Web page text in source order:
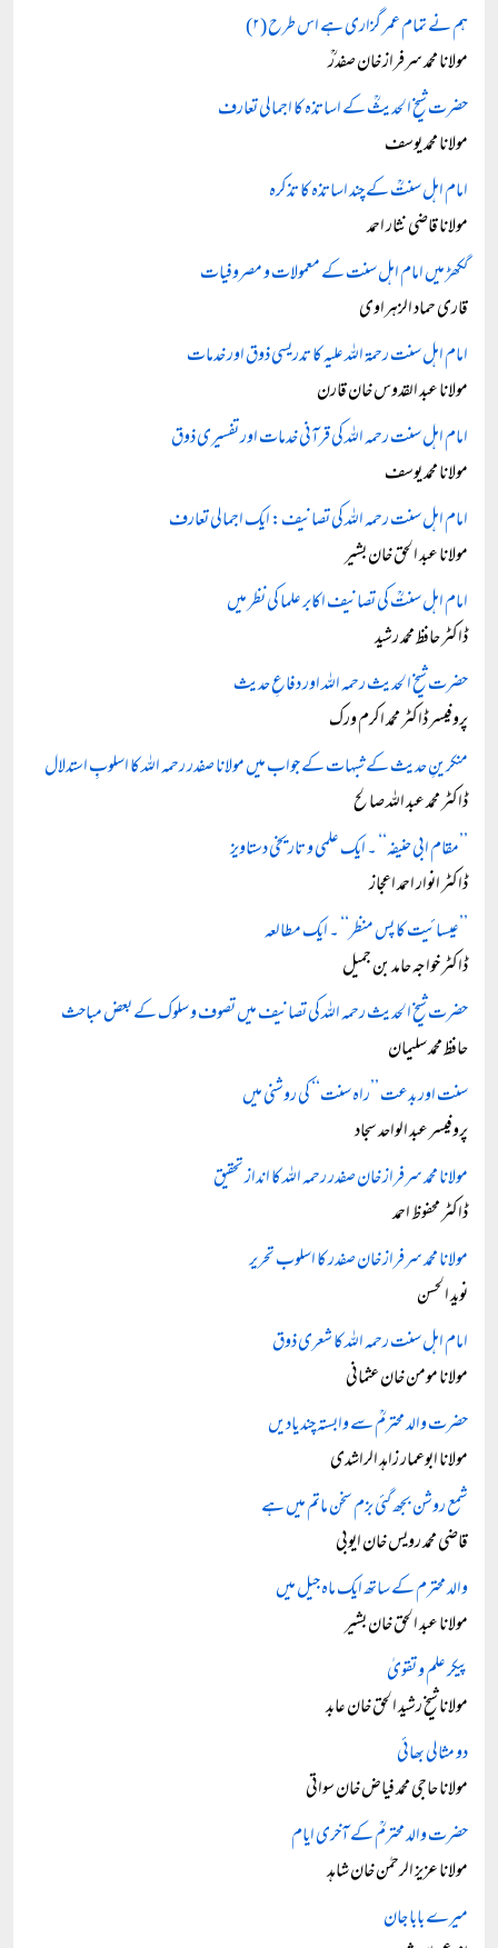
ہم نے تمام عمر گزاری ہے اس طرح (۲)
مولانا محمد سرفراز خان صفدرؒ
حضرت شیخ الحدیثؒ کے اساتذہ کا اجمالی تعارف
مولانا محمد یوسف
امام اہل سنتؒ کے چند اساتذہ کا تذکرہ
مولانا قاضی نثار احمد
گکھڑ میں امام اہل سنت کے معمولات و مصروفیات
قاری حماد الزہراوی
امام اہل سنت رحمۃ اللہ علیہ کا تدریسی ذوق اور خدمات
مولانا عبد القدوس خان قارن
امام اہل سنت رحمہ اللہ کی قرآنی خدمات اور تفسیری ذوق
مولانا محمد یوسف
امام اہل سنت رحمہ اللہ کی تصانیف: ایک اجمالی تعارف
مولانا عبد الحق خان بشیر
امام اہل سنتؒ کی تصانیف اکابر علما کی نظر میں
ڈاکٹر حافظ محمد رشید
حضرت شیخ الحدیث رحمہ اللہ اور دفاعِ حدیث
پروفیسر ڈاکٹر محمد اکرم ورک
منکرینِ حدیث کے شبہات کے جواب میں مولانا صفدر رحمہ اللہ کا اسلوبِ استدلال
ڈاکٹر محمد عبد اللہ صالح
’’مقام ابی حنیفہ‘‘ ۔ ایک علمی و تاریخی دستاویز
ڈاکٹر انوار احمد اعجاز
’’عیسائیت کا پس منظر‘‘ ۔ ایک مطالعہ
ڈاکٹر خواجہ حامد بن جمیل
حضرت شیخ الحدیث رحمہ اللہ کی تصانیف میں تصوف و سلوک کے بعض مباحث
حافظ محمد سلیمان
سنت اور بدعت ’’راہ سنت‘‘ کی روشنی میں
پروفیسر عبد الواحد سجاد
مولانا محمد سرفراز خان صفدر رحمہ اللہ کا انداز تحقیق
ڈاکٹر محفوظ احمد
مولانا محمد سرفراز خان صفدر کا اسلوب تحریر
نوید الحسن
امام اہل سنت رحمہ اللہ کا شعری ذوق
مولانا مومن خان عثمانی
حضرت والد محترمؒ سے وابستہ چند یادیں
مولانا ابوعمار زاہد الراشدی
شمع روشن بجھ گئی بزم سخن ماتم میں ہے
قاضی محمد رویس خان ایوبی
والد محترم کے ساتھ ایک ماہ جیل میں
مولانا عبد الحق خان بشیر
پیکر علم و تقویٰ
مولانا شیخ رشید الحق خان عابد
دو مثالی بھائی
مولانا حاجی محمد فیاض خان سواتی
حضرت والد محترمؒ کے آخری ایام
مولانا عزیز الرحمٰن خان شاہد
میرے بابا جان